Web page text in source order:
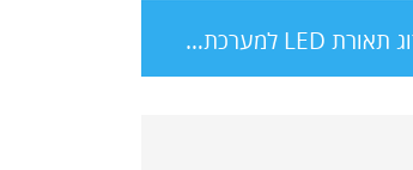
שדרוג תאורת LED למערכת כבישי נת"י